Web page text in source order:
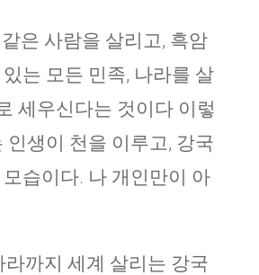
은 사람을 살리고, 흑암
는 모든 민족, 나라를 살
세우신다는 것이다 이렇
인생이 천을 이루고, 강국
습이다. 나 개인만이 아
라까지 세계 살리는 강국